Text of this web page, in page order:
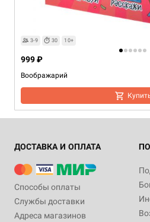
3-9 30 10+
Воображарий
999 ₽
ДОСТАВКА И ОПЛАТА
Способы оплаты
Службы доставки
Адреса магазинов